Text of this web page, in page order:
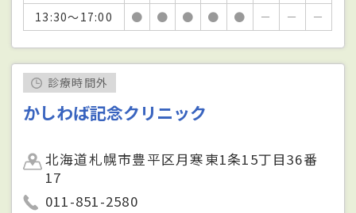
13:30～17:00
● ● ● ● ● － － －
診療時間外
かしわば記念クリニック
北海道札幌市豊平区月寒東1条15丁目36番
17
011-851-2580